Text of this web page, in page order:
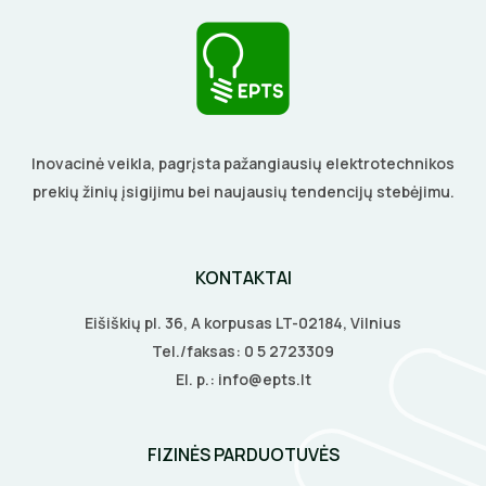
Inovacinė veikla, pagrįsta pažangiausių elektrotechnikos
prekių žinių įsigijimu bei naujausių tendencijų stebėjimu.
KONTAKTAI
Eišiškių pl. 36, A korpusas LT-02184, Vilnius
Tel./faksas: 0 5 2723309
El. p.: info@epts.lt
FIZINĖS PARDUOTUVĖS